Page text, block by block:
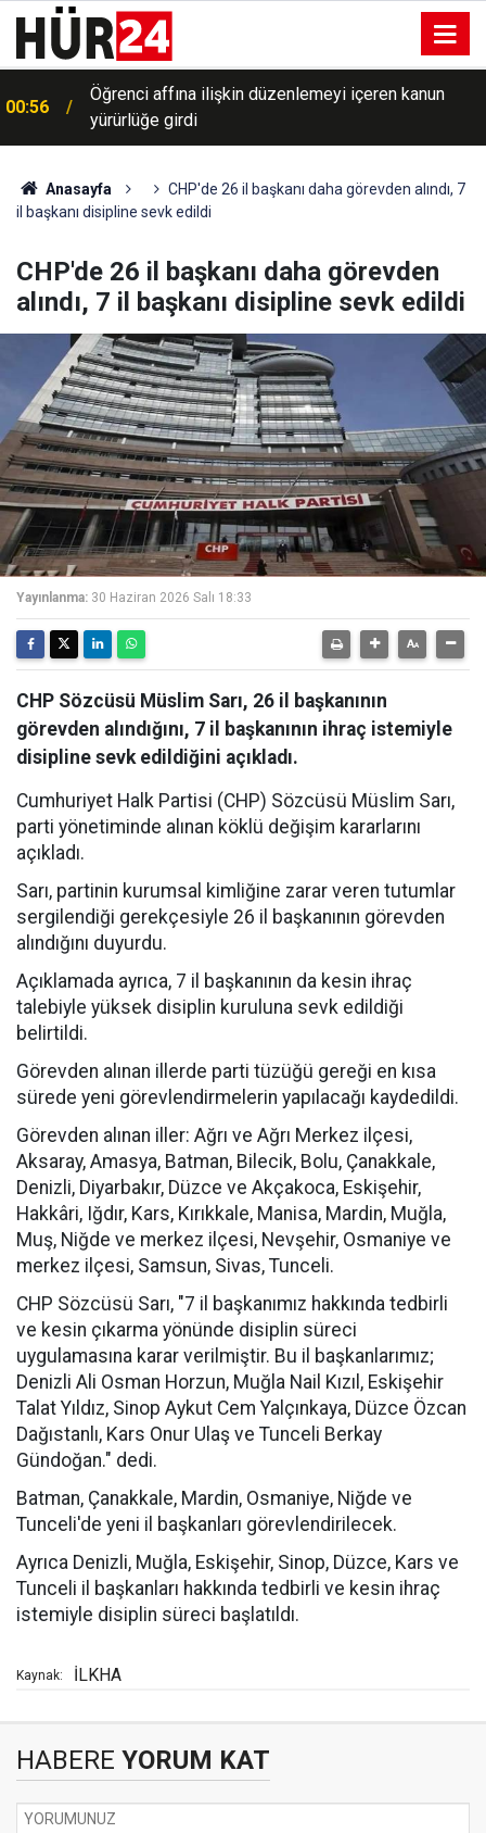
00:56
Öğrenci affına ilişkin düzenlemeyi içeren kanun
yürürlüğe girdi
Anasayfa
CHP'de 26 il başkanı daha görevden alındı, 7
il başkanı disipline sevk edildi
CHP'de 26 il başkanı daha görevden
alındı, 7 il başkanı disipline sevk edildi
Yayınlanma: 30 Haziran 2026 Salı 18:33
CHP Sözcüsü Müslim Sarı, 26 il başkanının
görevden alındığını, 7 il başkanının ihraç istemiyle
disipline sevk edildiğini açıkladı.
Cumhuriyet Halk Partisi (CHP) Sözcüsü Müslim Sarı,
parti yönetiminde alınan köklü değişim kararlarını
açıkladı.
Sarı, partinin kurumsal kimliğine zarar veren tutumlar
sergilendiği gerekçesiyle 26 il başkanının görevden
alındığını duyurdu.
Açıklamada ayrıca, 7 il başkanının da kesin ihraç
talebiyle yüksek disiplin kuruluna sevk edildiği
belirtildi.
Görevden alınan illerde parti tüzüğü gereği en kısa
sürede yeni görevlendirmelerin yapılacağı kaydedildi.
Görevden alınan iller: Ağrı ve Ağrı Merkez ilçesi,
Aksaray, Amasya, Batman, Bilecik, Bolu, Çanakkale,
Denizli, Diyarbakır, Düzce ve Akçakoca, Eskişehir,
Hakkâri, Iğdır, Kars, Kırıkkale, Manisa, Mardin, Muğla,
Muş, Niğde ve merkez ilçesi, Nevşehir, Osmaniye ve
merkez ilçesi, Samsun, Sivas, Tunceli.
CHP Sözcüsü Sarı, "7 il başkanımız hakkında tedbirli
ve kesin çıkarma yönünde disiplin süreci
uygulamasına karar verilmiştir. Bu il başkanlarımız;
Denizli Ali Osman Horzun, Muğla Nail Kızıl, Eskişehir
Talat Yıldız, Sinop Aykut Cem Yalçınkaya, Düzce Özcan
Dağıstanlı, Kars Onur Ulaş ve Tunceli Berkay
Gündoğan." dedi.
Batman, Çanakkale, Mardin, Osmaniye, Niğde ve
Tunceli'de yeni il başkanları görevlendirilecek.
Ayrıca Denizli, Muğla, Eskişehir, Sinop, Düzce, Kars ve
Tunceli il başkanları hakkında tedbirli ve kesin ihraç
istemiyle disiplin süreci başlatıldı.
Kaynak: İLKHA
HABERE YORUM KAT